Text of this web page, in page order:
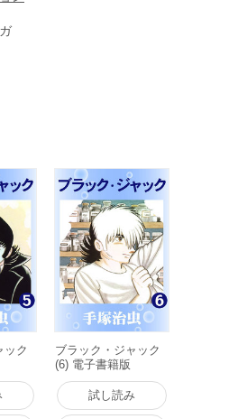
ック
ブラック・ジャック
(6) 電子書籍版
試し読み